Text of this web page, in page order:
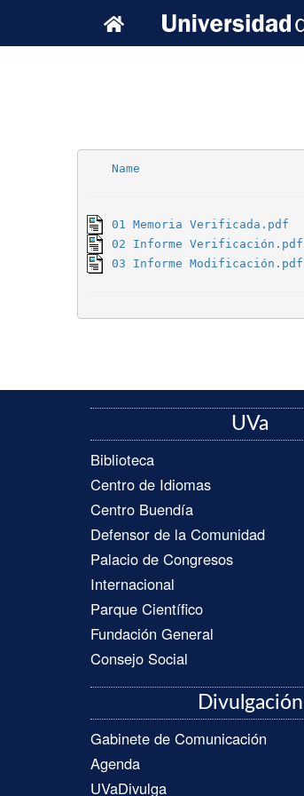
Name
01 Memoria Verificada.pdf
02 Informe Verificación.pdf
03 Informe Modificación.pdf
UVa
Biblioteca
Centro de Idiomas
Centro Buendía
Defensor de la Comunidad
Palacio de Congresos
Internacional
Parque Científico
Fundación General
Consejo Social
Divulgación
Gabinete de Comunicación
Agenda
UVaDivulga